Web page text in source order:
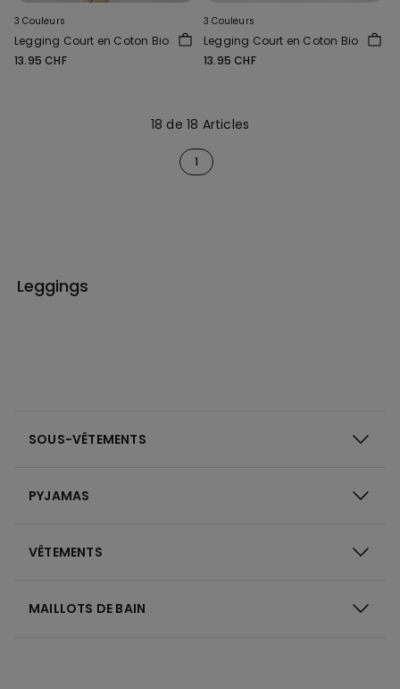
3 Couleurs
Legging Court en Coton Bio
13.95 CHF
3 Couleurs
Legging Court en Coton Bio
13.95 CHF
18 de 18 Articles
1
Leggings
SOUS-VÊTEMENTS
PYJAMAS
VÊTEMENTS
MAILLOTS DE BAIN